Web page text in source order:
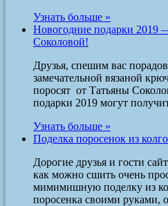
Узнать больше »
Новогодние подарки 2019
Соколовой!
Друзья, спешим вас
замечательной вязаной
поросят от Татьяны
подарки 2019 могут
Узнать больше »
Поделка поросенок из
Дорогие друзья и гости
как можно сшить очень
мимимишную поделку из
поросенка своими руками,